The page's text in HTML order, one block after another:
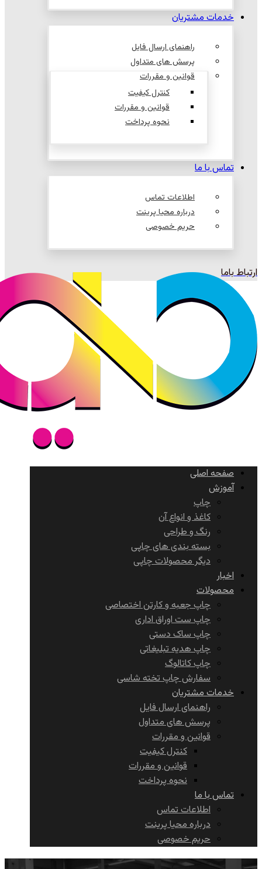
خدمات مشتریان
راهنمای ارسال فایل
پرسش های متداول
قوانین و مقررات
کنترل کیفیت
قوانین و مقررات
نحوه پرداخت
تماس با ما
اطلاعات تماس
درباره محیا پرینت
حریم خصوصی
ارتباط باما
صفحه اصلی
آموزش
چاپ
کاغذ و انواع آن
رنگ و طراحی
بسته بندی های چاپی
دیگر محصولات چاپی
اخبار
محصولات
چاپ جعبه و کارتن اختصاصی
چاپ ست اوراق اداری
چاپ ساک دستی
چاپ هدیه تبلیغاتی
چاپ کاتالوگ
سفارش چاپ تخته شاسی
خدمات مشتریان
راهنمای ارسال فایل
پرسش های متداول
قوانین و مقررات
کنترل کیفیت
قوانین و مقررات
نحوه پرداخت
تماس با ما
اطلاعات تماس
درباره محیا پرینت
حریم خصوصی